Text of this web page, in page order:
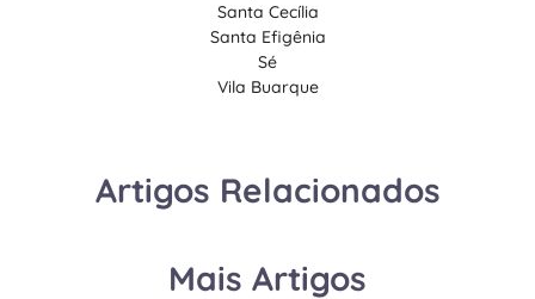
Santa Cecília
Santa Efigênia
Sé
Vila Buarque
Artigos Relacionados
Mais Artigos